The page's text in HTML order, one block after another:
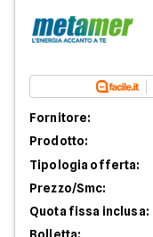
Fornitore:
Prodotto:
Tipologia offerta:
Prezzo/Smc:
Quota fissa inclusa: